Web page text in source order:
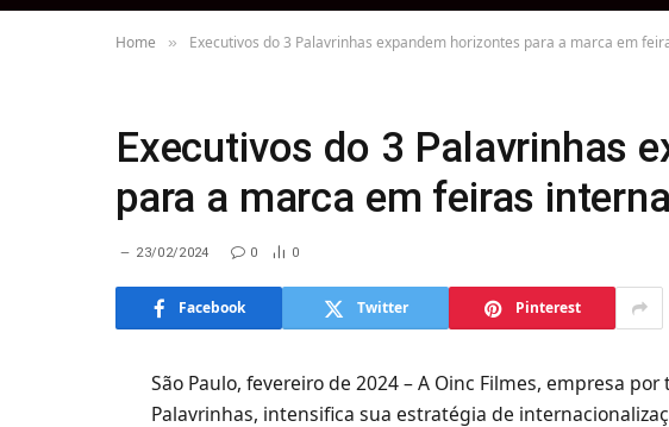
Home » Executivos do 3 Palavrinhas expandem horizontes para a marca em
Executivos do 3 Palavrinhas
para a marca em feiras
23/02/2024 0 0
Facebook Twitter Pinterest
São Paulo, fevereiro de 2024 – A Oinc Filmes, empresa
Palavrinhas, intensifica sua estratégia de